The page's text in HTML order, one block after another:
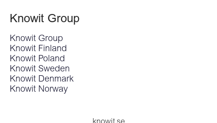
Knowit Group
Knowit Group
Knowit Finland
Knowit Poland
Knowit Sweden
Knowit Denmark
Knowit Norway